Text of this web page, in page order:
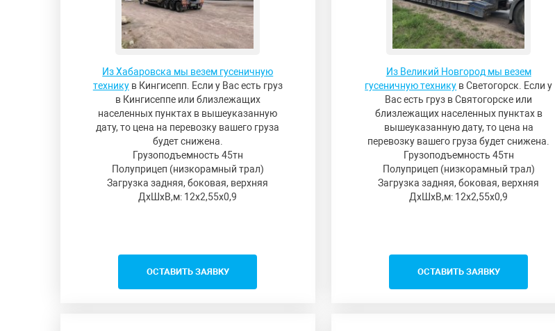
Из Хабаровска мы везем гусеничную
техникув Кингисепп. Если у Вас есть груз
в Кингисеппе или близлежащих
населенных пунктах в вышеуказанную
дату, то цена на перевозку вашего груза
будет снижена.
Грузоподъемность 45тн
Полуприцеп (низкорамный трал)
Загрузка задняя, боковая, верхняя
ДxШxВ,м: 12x2,55x0,9
ОСТАВИТЬ ЗАЯВКУ
Из Великий Новгород мы везем
гусеничную технику в Светогорск. Если у
Вас есть груз в Святогорске или
близлежащих населенных пунктах в
вышеуказанную дату, то цена на
перевозку вашего груза будет снижена.
Грузоподъемность 45тн
Полуприцеп (низкорамный трал)
Загрузка задняя, боковая, верхняя
ДxШxВ,м: 12x2,55x0,9
ОСТАВИТЬ ЗАЯВКУ